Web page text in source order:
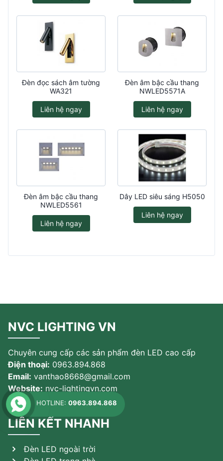
Đèn đọc sách âm tường
WA321
Liên hệ ngay
Đèn âm bậc cầu thang
NWLED5571A
Liên hệ ngay
Đèn âm bậc cầu thang
NWLED5561
Liên hệ ngay
Dây LED siêu sáng H5050
Liên hệ ngay
NVC LIGHTING VN
Chuyên cung cấp các sản phẩm đèn LED cao cấp
Điện thoại: 0963.894.868
Email: vanthao8668@gmail.com
Website: nvc-lightingvn.com
LIÊN KẾT NHANH
Đèn LED ngoài trời
HOTLINE:0963.894.868